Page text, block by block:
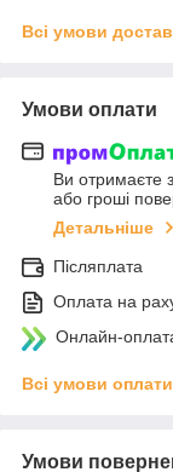
Всі умови
Умови оплати
Ви отримаєте
або гроші
Детальніше
Післяплата
Оплата на
Онлайн-
Всі умови оплати
Умови